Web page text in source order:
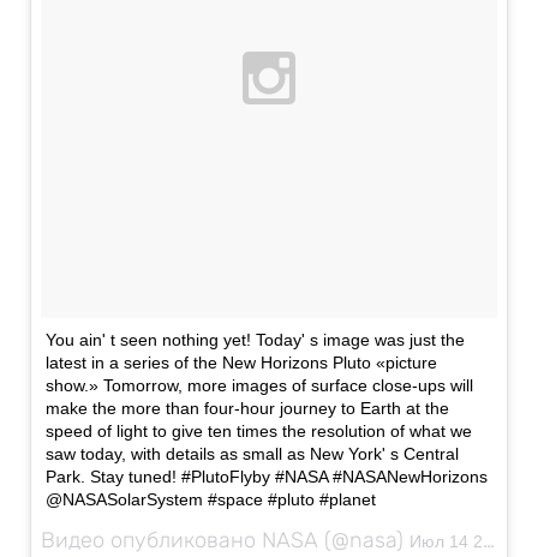
You ain' t seen nothing yet! Today' s image was just the
latest in a series of the New Horizons Pluto «picture
show.» Tomorrow, more images of surface close-ups will
make the more than four-hour journey to Earth at the
speed of light to give ten times the resolution of what we
saw today, with details as small as New York' s Central
Park. Stay tuned! #PlutoFlyby #NASA #NASANewHorizons
@NASASolarSystem #space #pluto #planet
Видео опубликовано NASA (@nasa) Июл 14 2015 в 7:32 PDT